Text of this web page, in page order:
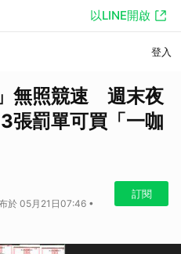
以LINE開啟
登入
無照競速 週末夜
張罰單可買「一咖
於 05月21日07:46 •
訂閱